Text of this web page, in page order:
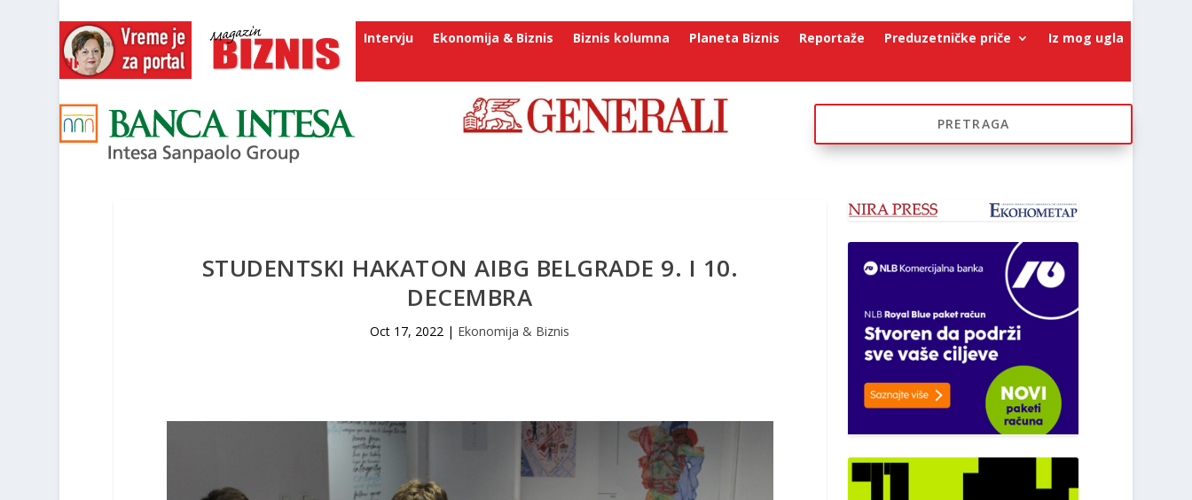
Intervju Ekonomija & Biznis Biznis kolumna Planeta Biznis Reportaže Preduzetničke priče Iz mog ugla
STUDENTSKI HAKATON AIBG BELGRADE 9. I 10.
DECEMBRA
Oct 17, 2022 | Ekonomija & Biznis